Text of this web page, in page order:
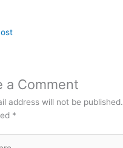
a Comment
address will not be published.
*